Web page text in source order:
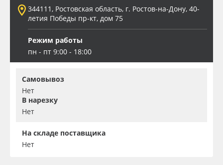
344111, Ростовская область, г. Ростов-на-Дону, 40-
летия Победы пр-кт, дом 75
Режим работы
пн - пт 9:00 - 18:00
Самовывоз
Нет
В нарезку
Нет
На складе поставщика
Нет